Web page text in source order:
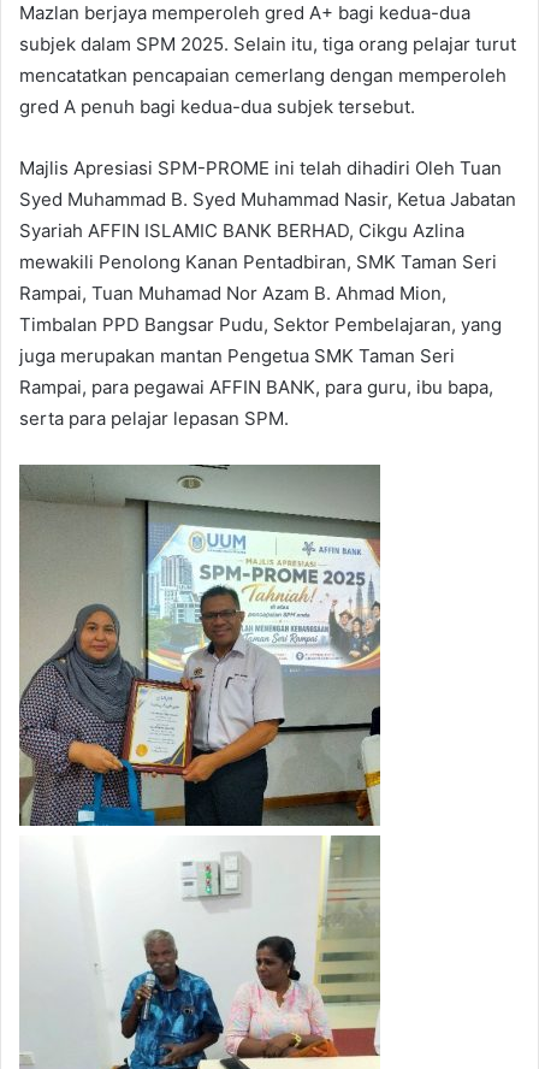
Mazlan berjaya memperoleh gred A+ bagi kedua-dua
subjek dalam SPM 2025. Selain itu, tiga orang pelajar turut
mencatatkan pencapaian cemerlang dengan memperoleh
gred A penuh bagi kedua-dua subjek tersebut.
Majlis Apresiasi SPM-PROME ini telah dihadiri Oleh Tuan
Syed Muhammad B. Syed Muhammad Nasir, Ketua Jabatan
Syariah AFFIN ISLAMIC BANK BERHAD, Cikgu Azlina
mewakili Penolong Kanan Pentadbiran, SMK Taman Seri
Rampai, Tuan Muhamad Nor Azam B. Ahmad Mion,
Timbalan PPD Bangsar Pudu, Sektor Pembelajaran, yang
juga merupakan mantan Pengetua SMK Taman Seri
Rampai, para pegawai AFFIN BANK, para guru, ibu bapa,
serta para pelajar lepasan SPM.